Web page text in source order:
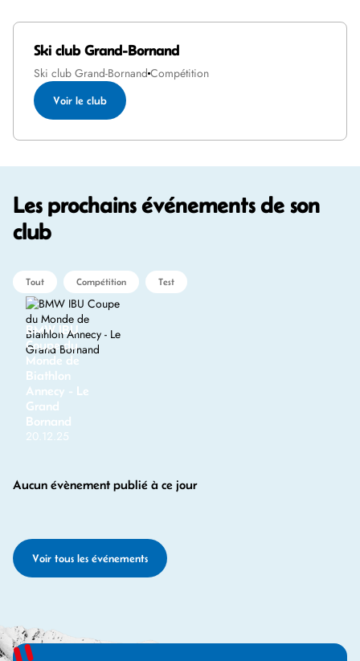
Ski club Grand-Bornand
Ski club Grand-Bornand Compétition
Voir le club
Les prochains événements de son
club
Tout Compétition Test
BMW IBU
Coupe du
Monde de
Biathlon
Annecy - Le
Grand
Bornand
20.12.25
Aucun évènement publié à ce jour
Voir tous les événements